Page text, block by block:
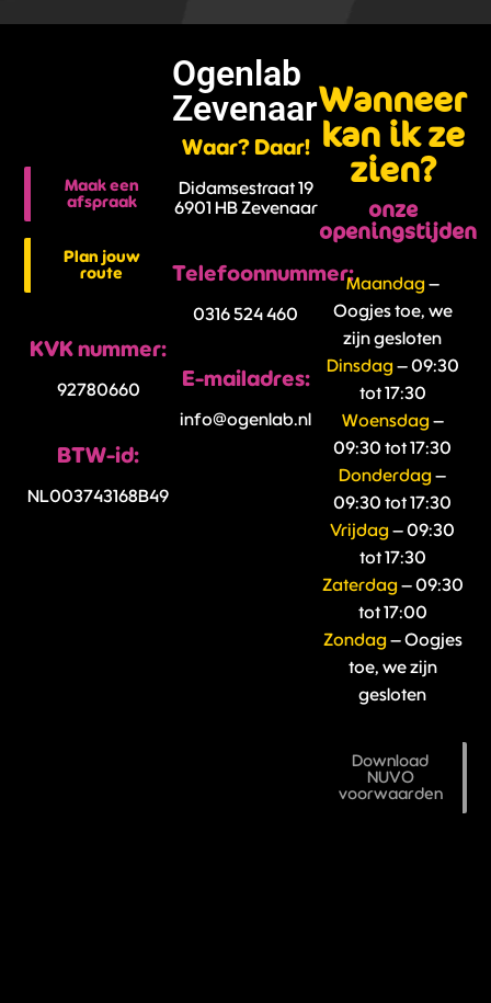
Ogenlab
Zevenaar
Waar? Daar!
Didamsestraat 19
6901 HB Zevenaar
Telefoonnummer:
0316 524 460
E-mailadres:
info@ogenlab.nl
Maak een
afspraak
Plan jouw
route
KVK nummer:
92780660
BTW-id:
NL003743168B49
Wanneer
kan ik ze
zien?
onze
openingstijden
Maandag –
Oogjes toe, we
zijn gesloten
Dinsdag – 09:30
tot 17:30
Woensdag –
09:30 tot 17:30
Donderdag–
09:30 tot 17:30
Vrijdag– 09:30
tot 17:30
Zaterdag – 09:30
tot 17:00
Zondag – Oogjes
toe, we zijn
gesloten
Download
NUVO
voorwaarden